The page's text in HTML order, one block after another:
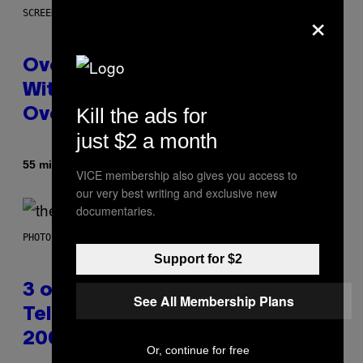
SCREENSHOT: BLIZZARD
Overwatch Rebrand Pays Off
With Its Best Quarter Since
Overwatch 2 Launched
55 minuti fa
PHOTO BY JAMIE MCCARTHY/WIREIMAGE
3 of the Best Alt-Rock
Television Theme Songs of the
2000s
×
Kill the ads for
just $2 a month
VICE membership also gives you access to
our very best writing and exclusive new
documentaries.
Support for $2
See All Membership Plans
Or, continue for free